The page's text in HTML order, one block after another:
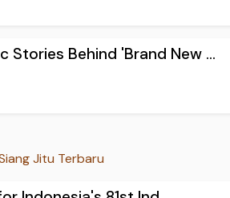
Stories Behind 'Brand New ...
Jitu Terbaru